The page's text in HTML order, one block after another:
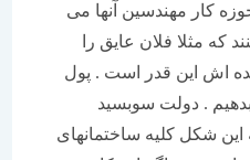
مهندسین آنها می
مثلا فلان عایق را
این قدر است . پول
. دولت سوبسید
کلیه ساختمانهای